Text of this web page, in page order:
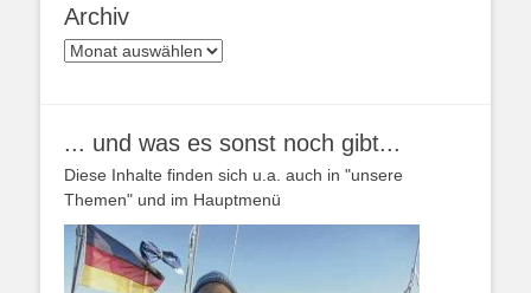
Archiv
Archiv
... und was es sonst noch gibt...
Diese Inhalte finden sich u.a. auch in "unsere
Themen" und im Hauptmenü